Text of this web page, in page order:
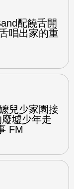
配饒舌開
唱出家的重
兒少家園接
墟少年走
FM